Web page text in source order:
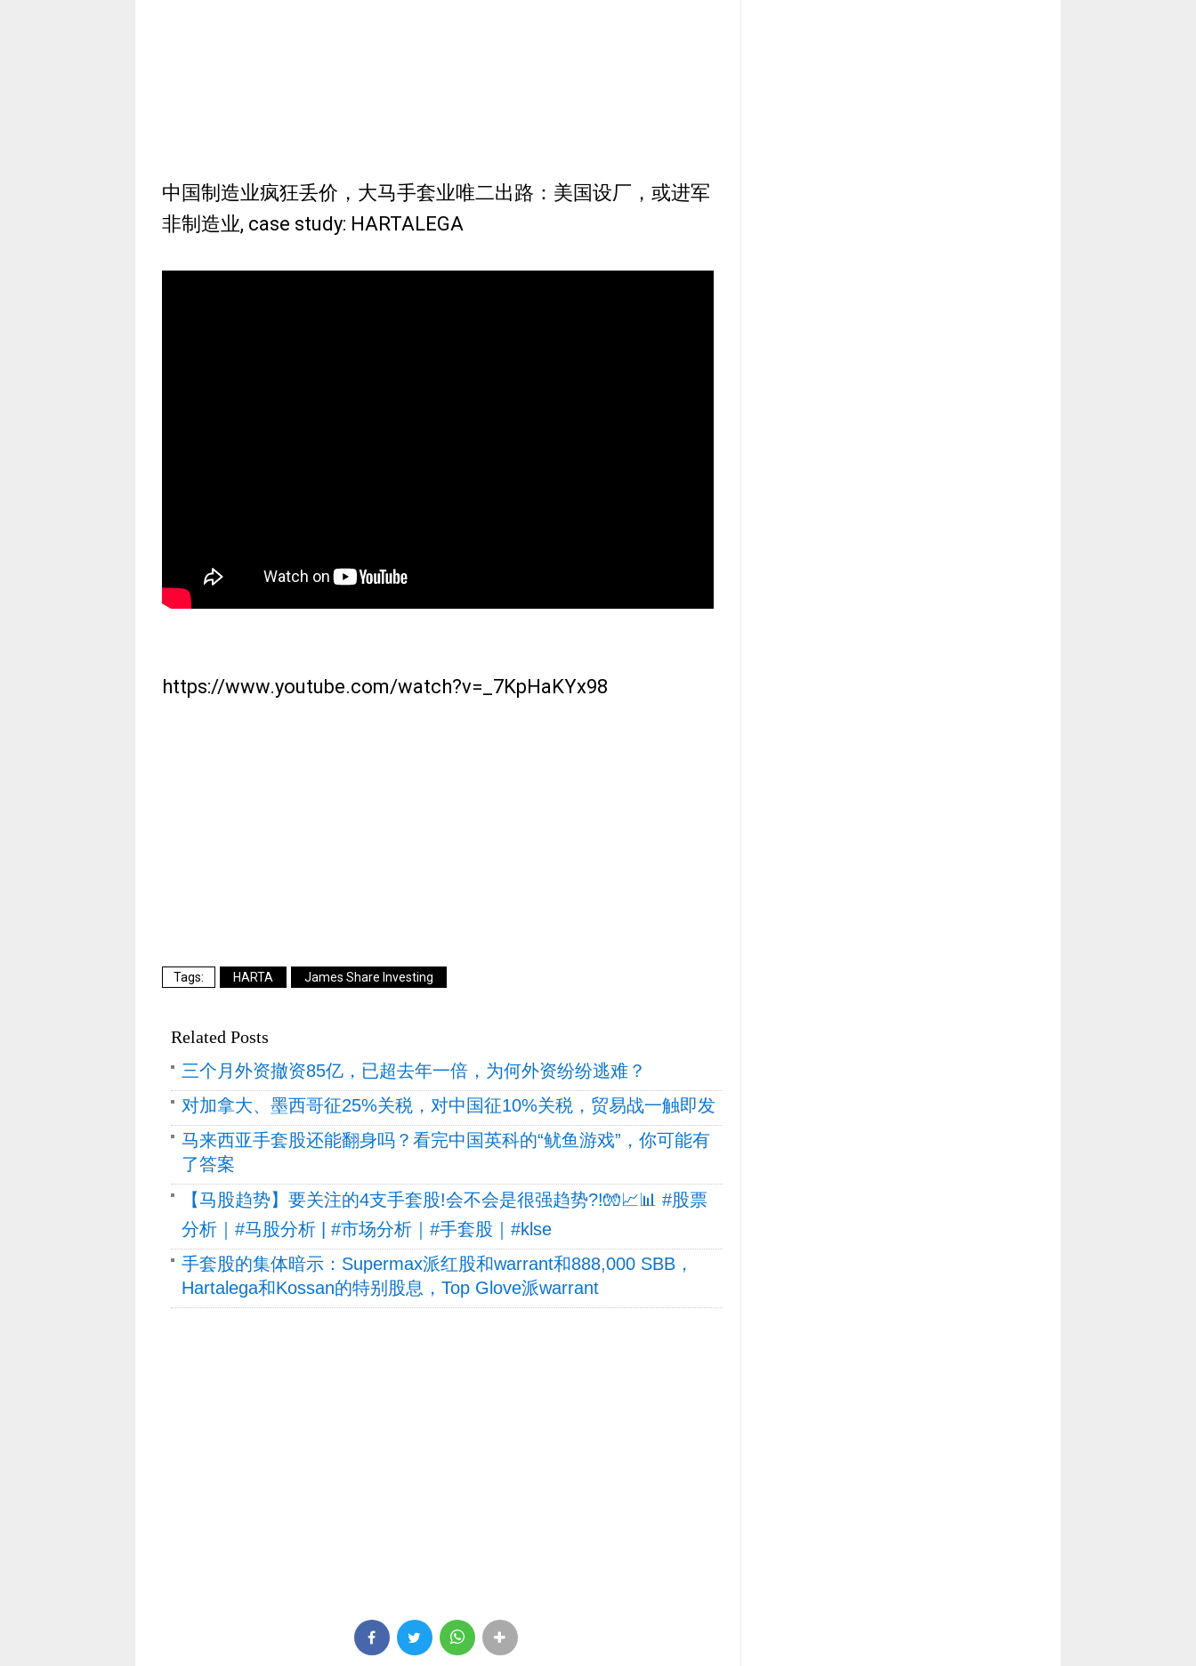
中国制造业疯狂丢价，大马手套业唯二出路：美国设厂，或进军
非制造业, case study: HARTALEGA
https://www.youtube.com/watch?v=_7KpHaKYx98
HARTA James Share Investing
Related Posts
三个月外资撤资85亿，已超去年一倍，为何外资纷纷逃难？
对加拿大、墨西哥征25%关税，对中国征10%关税，贸易战一触即发
马来西亚手套股还能翻身吗？看完中国英科的“鱿鱼游戏”，你可能有
了答案
【马股趋势】要关注的4支手套股!会不会是很强趋势?!🧤📈📊 #股票
分析｜#马股分析 | #市场分析｜#手套股｜#klse
手套股的集体暗示：Supermax派红股和warrant和888,000 SBB，
Hartalega和Kossan的特别股息，Top Glove派warrant